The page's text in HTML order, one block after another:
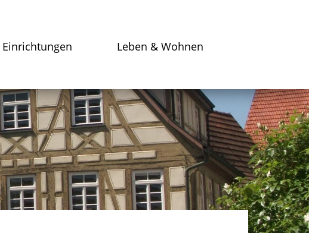
Leben & Wohnen